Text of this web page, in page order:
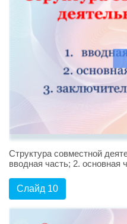
Структура совместной
вводная часть; 2. основная
Слайд 10